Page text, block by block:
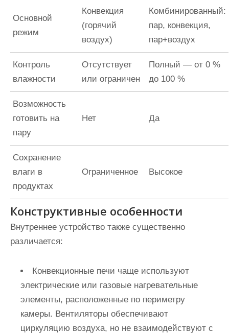
Основной
режим
Конвекция
(горячий
воздух)
Комбинированный:
пар, конвекция,
пар+воздух
Контроль
влажности
Отсутствует
или ограничен
Полный — от 0 %
до 100 %
Возможность
готовить на
пару
Нет Да
Сохранение
влаги в
продуктах
Ограниченное Высокое
Конструктивные особенности
Внутреннее устройство также существенно
различается:
Конвекционные печи чаще используют
электрические или газовые нагревательные
элементы, расположенные по периметру
камеры. Вентиляторы обеспечивают
циркуляцию воздуха, но не взаимодействуют с